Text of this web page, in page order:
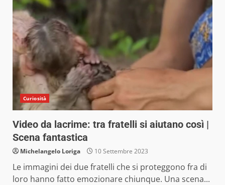
Curiosità
Video da lacrime: tra fratelli si aiutano così |
Scena fantastica
Michelangelo Loriga 10 Settembre 2023
Le immagini dei due fratelli che si proteggono fra di
loro hanno fatto emozionare chiunque. Una scena...